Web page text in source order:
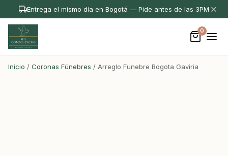
Entrega el mismo día en Bogotá — Pide antes de las 3PM
0
Inicio / Coronas Fúnebres / Arreglo Funebre Bogota Gaviria